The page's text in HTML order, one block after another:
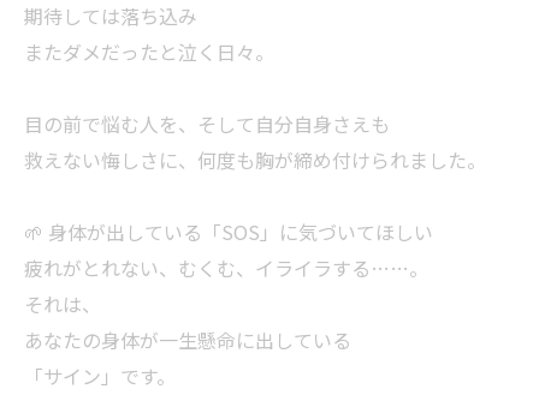
期待しては落ち込み
またダメだったと泣く日々。
目の前で悩む人を、そして自分自身さえも
救えない悔しさに、何度も胸が締め付けられました。
🌱 身体が出している「SOS」に気づいてほしい
疲れがとれない、むくむ、イライラする……。
それは、
あなたの身体が一生懸命に出している
「サイン」です。